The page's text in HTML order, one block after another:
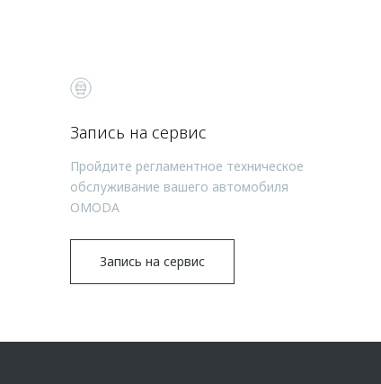
Запись на сервис
Пройдите регламентное техническое
обслуживание вашего автомобиля
OMODA
Запись на сервис